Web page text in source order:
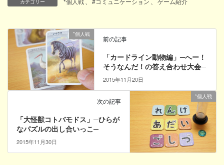
*個人戦
前の記事
「カードライン動物編」─へー！
そうなんだ！の答え合わせ大会─
2015年11月20日
*個人戦
次の記事
「大怪獣コトバモドス」─ひらが
なパズルの出し合いっこ─
2015年11月30日